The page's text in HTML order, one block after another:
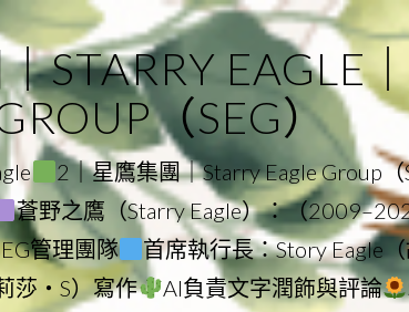
STARRY EAGLE
（SEG）
2｜星鷹集團｜Starry Eagle Group（
蒼野之鷹（Starry Eagle）：（
管理團隊 首席執行長：Story Eagle（
莎・S）寫作 AI負責文字潤飾與評論